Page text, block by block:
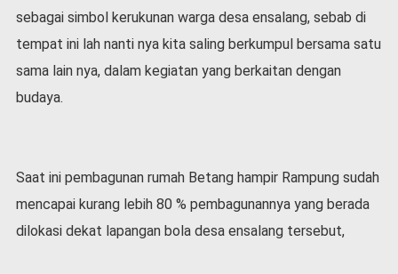
a
s
o
n
sebagai simbol kerukunan warga desa ensalang, sebab di
tempat ini lah nanti nya kita saling berkumpul bersama satu
sama lain nya, dalam kegiatan yang berkaitan dengan
budaya.
Saat ini pembagunan rumah Betang hampir Rampung sudah
mencapai kurang lebih 80 % pembagunannya yang berada
dilokasi dekat lapangan bola desa ensalang tersebut,